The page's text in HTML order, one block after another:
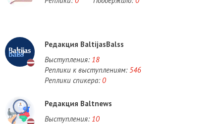
Редакция BaltijasBalss
Выступления: 18
Реплики к выступлениям: 546
Реплики спикера: 0
Редакция Baltnews
Выступления: 10